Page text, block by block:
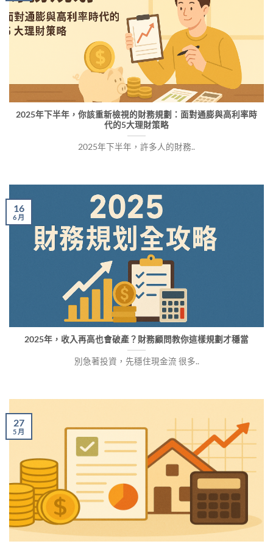
2025年下半年，你該重新檢視的財務規劃：面對通膨與高利率時
代的5大理財策略
2025年下半年，許多人的財務..
2025年，收入再高也會破產？財務顧問教你這樣規劃才穩當
別急著投資，先穩住現金流 很多..
16
6 月
27
5 月